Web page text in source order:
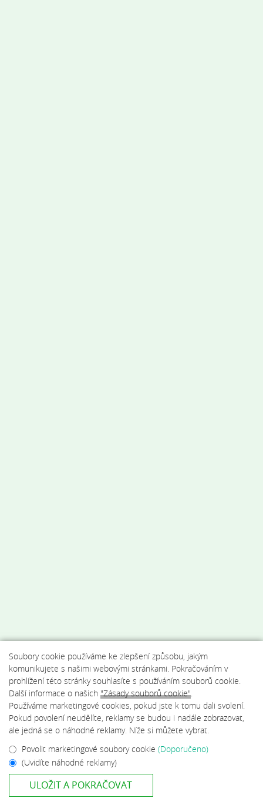
Soubory cookie používáme ke zlepšení způsobu, jakým
komunikujete s našimi webovými stránkami. Pokračováním v
prohlížení této stránky souhlasíte s používáním souborů cookie.
Další informace o našich "Zásady souborů cookie".
Používáme marketingové cookies, pokud jste k tomu dali svolení.
Pokud povolení neudělíte, reklamy se budou i nadále zobrazovat,
ale jedná se o náhodné reklamy. Níže si můžete vybrat.
Povolit marketingové soubory cookie (Doporučeno)
(Uvidíte náhodné reklamy)
ULOŽIT A POKRAČOVAT